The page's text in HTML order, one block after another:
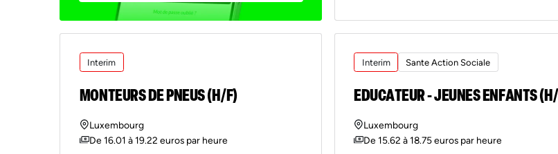
Interim
MONTEURS DE PNEUS (H/F)
Luxembourg
De 16.01 à 19.22 euros par heure
Interim Sante Action Sociale
EDUCATEUR - JEUNES ENFANTS
Luxembourg
De 15.62 à 18.75 euros par heure